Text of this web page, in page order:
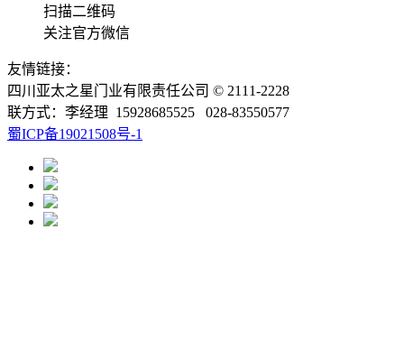
扫描二维码
关注官方微信
友情链接：
四川亚太之星门业有限责任公司 © 2111-2228
联方式：李经理 15928685525 028-83550577
蜀ICP备19021508号-1